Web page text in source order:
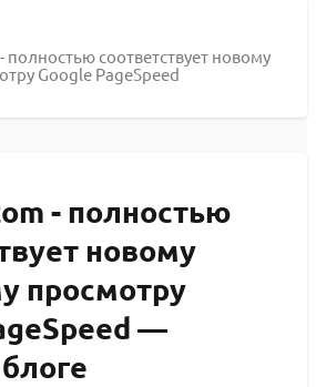
полностью соответствует новому
Google PageSpeed
- полностью
новому
просмотру
—